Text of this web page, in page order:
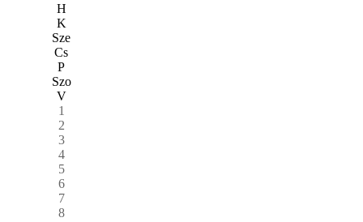
H
K
Sze
Cs
P
Szo
V
1
2
3
4
5
6
7
8